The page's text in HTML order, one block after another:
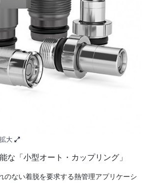
大
な「小型オート・カップリング」
のない着脱を要求する熱管理アプリケーシ